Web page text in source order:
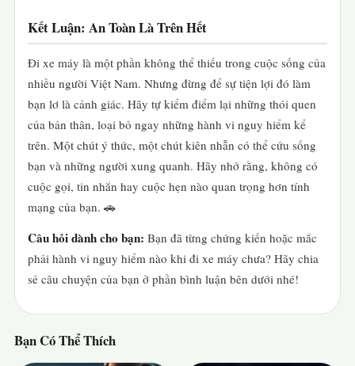
Kết Luận: An Toàn Là Trên Hết
Đi xe máy là một phần không thể thiếu trong cuộc sống của
nhiều người Việt Nam. Nhưng đừng để sự tiện lợi đó làm
bạn lơ là cảnh giác. Hãy tự kiểm điểm lại những thói quen
của bản thân, loại bỏ ngay những hành vi nguy hiểm kể
trên. Một chút ý thức, một chút kiên nhẫn có thể cứu sống
bạn và những người xung quanh. Hãy nhớ rằng, không có
cuộc gọi, tin nhắn hay cuộc hẹn nào quan trọng hơn tính
mạng của bạn. 🚗
Câu hỏi dành cho bạn: Bạn đã từng chứng kiến hoặc mắc
phải hành vi nguy hiểm nào khi đi xe máy chưa? Hãy chia
sẻ câu chuyện của bạn ở phần bình luận bên dưới nhé!
Bạn Có Thể Thích